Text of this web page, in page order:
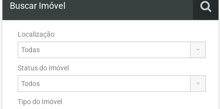
Buscar Imóvel
Localização
Status do Imóvel
Tipo do Imóvel